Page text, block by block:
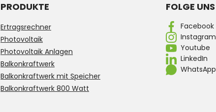
FOLGE UNS
Facebook
Instagram
Youtube
LinkedIn
WhatsApp
PRODUKTE
Ertragsrechner
Photovoltaik
Photovoltaik Anlagen
Balkonkraftwerk
Balkonkraftwerk mit Speicher
Balkonkraftwerk 800 Watt